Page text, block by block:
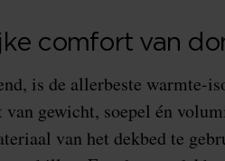
comfort van
is de allerbeste warmte-
gewicht, soepel én
van het dekbed te